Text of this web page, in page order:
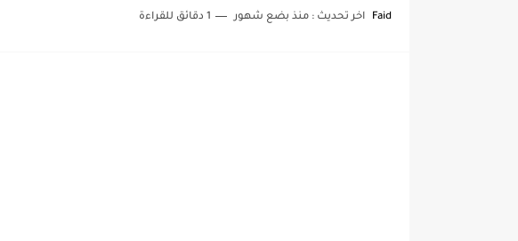
Faid اخر تحديث : منذ بضع شهور 1 دقائق للقراءة